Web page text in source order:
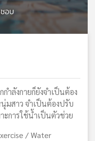
อบ
ำลังกายก็ยังจำเป็นต้อง
มสาว จำเป็นต้องปรับ
ะการใช้น้ำเป็นตัวช่วย
/ Water